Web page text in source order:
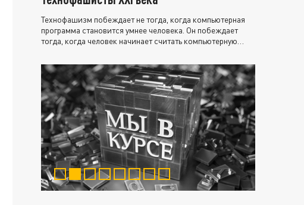
Технофашизм побеждает не тогда, когда компьютерная
программа становится умнее человека. Он побеждает
тогда, когда человек начинает считать компьютерную